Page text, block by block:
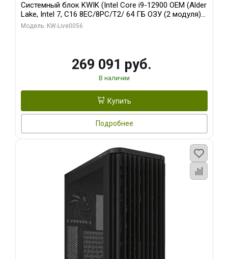
Системный блок KWIK (Intel Core i9-12900 OEM (Alder
Lake, Intel 7, C16 8EC/8PC/T2/ 64 ГБ ОЗУ (2 модуля)/
Palit RTX5080 INFINITY 3 OC 16GB GDDR7 256bit 3xDP
Модель: KW-Live0056
269 091 руб.
В наличии
Купить
Подробнее